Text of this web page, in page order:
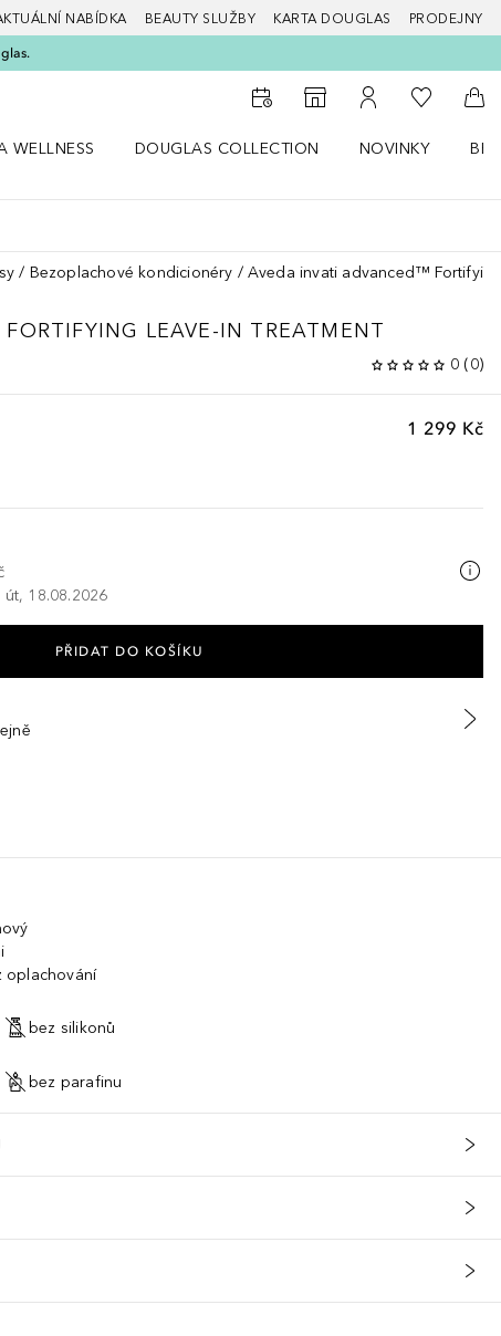
NABÍDKA BEAUTY SLUŽBY KARTA DOUGLAS PRODEJNY
K vyhledávači prodejen
K mému účtu
K mému
Do
WELLNESS
DOUGLAS COLLECTION
NOVINKY
Bezoplachové kondicionéry Aveda invati advanced™
FORTIFYING LEAVE-IN TREATMENT
0 (0)
1 299 Kč
18.08.2026
PŘIDAT DO KOŠÍKU
oplachování
bez silikonů
bez parafinu